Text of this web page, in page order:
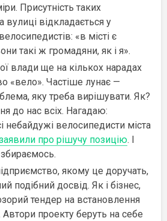
Присутність таких
вулиці відкладається у
«в місті є
такі ж громадяни, як і я».
влади ще на кількох нарадах
«вело». Частіше лунає —
яку треба вирішувати. Як?
до нас всіх. Нагадаю:
небайдужі велосипедисти міста
про рішучу позицію. І
якому це доручать,
подібний досвід. Як і бізнес,
тендер на встановлення
проекту беруть на себе